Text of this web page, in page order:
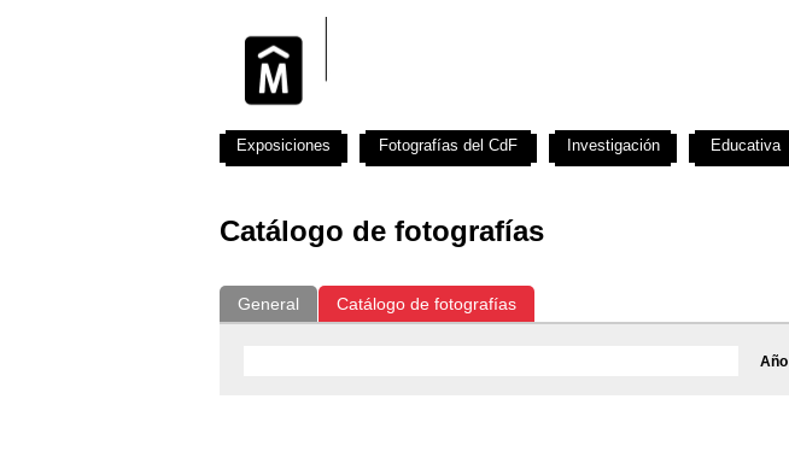
Catálogo de fotografías
General Catálogo de fotografías
Exposiciones Fotografías del CdF Investigación Educativa